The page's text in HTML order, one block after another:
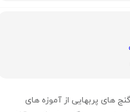
های پربهایی از آموزه های